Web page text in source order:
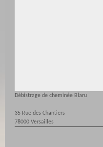
Débistrage de cheminée Blaru
35 Rue des Chantiers
78000 Versailles